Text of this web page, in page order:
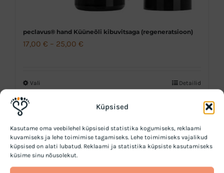
Küpsised
Kasutame oma veebilehel küpsiseid statistika kogumiseks, reklaami
kuvamiseks ja lehe toimimise tagamiseks. Lehe toimimiseks vajalikud
küpsised on alati lubatud. Reklaami ja statistika küpsiste kasutamiseks
küsime sinu nõusolekut.
peclavus® hand Küüneõli kibuvitsaga (regeneratsioon)
17,00 € – 25,00 €
25,00 €
Vali
mitu
varianti.
Valikuid
Detailid